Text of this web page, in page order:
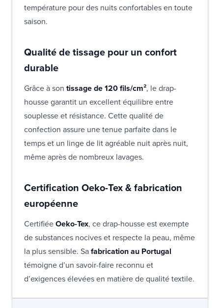
température pour des nuits confortables en toute
saison.
Qualité de tissage pour un confort
durable
Grâce à son tissage de 120 fils/cm², le drap-
housse garantit un excellent équilibre entre
souplesse et résistance. Cette qualité de
confection assure une tenue parfaite dans le
temps et un linge de lit agréable nuit après nuit,
même après de nombreux lavages.
Certification Oeko-Tex & fabrication
européenne
CertifiéeOeko-Tex, ce drap-housse est exempte
de substances nocives et respecte la peau, même
la plus sensible. Safabrication au Portugal
témoigne d’un savoir-faire reconnu et
d’exigences élevées en matière de qualité textile.